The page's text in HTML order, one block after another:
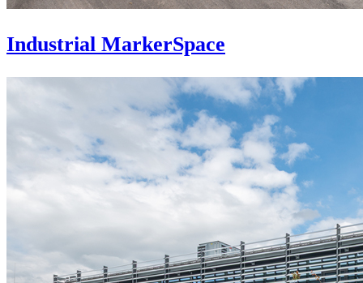
Industrial MarkerSpace